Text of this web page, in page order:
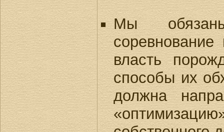
Мы
власть
способы их
должна